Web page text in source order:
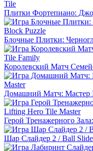
Плитки Фортепиано:
Блочные Плитки:
Королевский Матч
Домашний Матч:
Герой Тренажерного
Шар Слайдер 2 / Ball